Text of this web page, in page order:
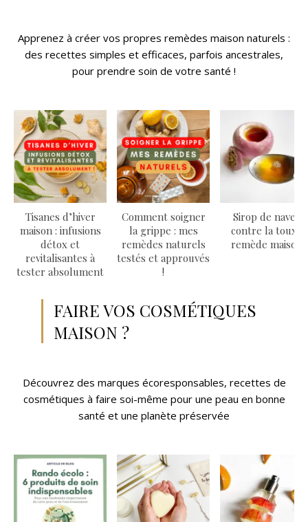
Apprenez à créer vos propres remèdes maison naturels :
des recettes simples et efficaces, parfois ancestrales,
pour prendre soin de votre santé !
Tisanes d’hiver
maison : infusions
détox et
revitalisantes à
tester absolument
Comment soigner
la grippe : mes
remèdes naturels
testés et approuvés
!
Sirop de navet
contre la toux :
remède maison
FAIRE VOS COSMÉTIQUES
MAISON ?
Découvrez des marques écoresponsables, recettes de
cosmétiques à faire soi-même pour une peau en bonne
santé et une planète préservée